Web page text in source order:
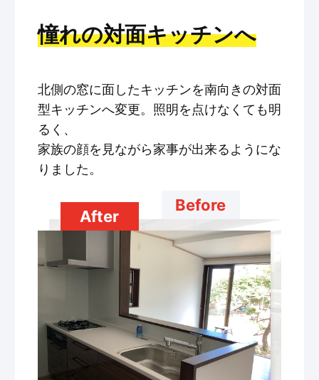
憧れの対面キッチンへ
北側の窓に面したキッチンを南向きの対面
型キッチンへ変更。照明を点けなくても明
るく、
家族の顔を見ながら家事が出来るようにな
りました。
Before
After